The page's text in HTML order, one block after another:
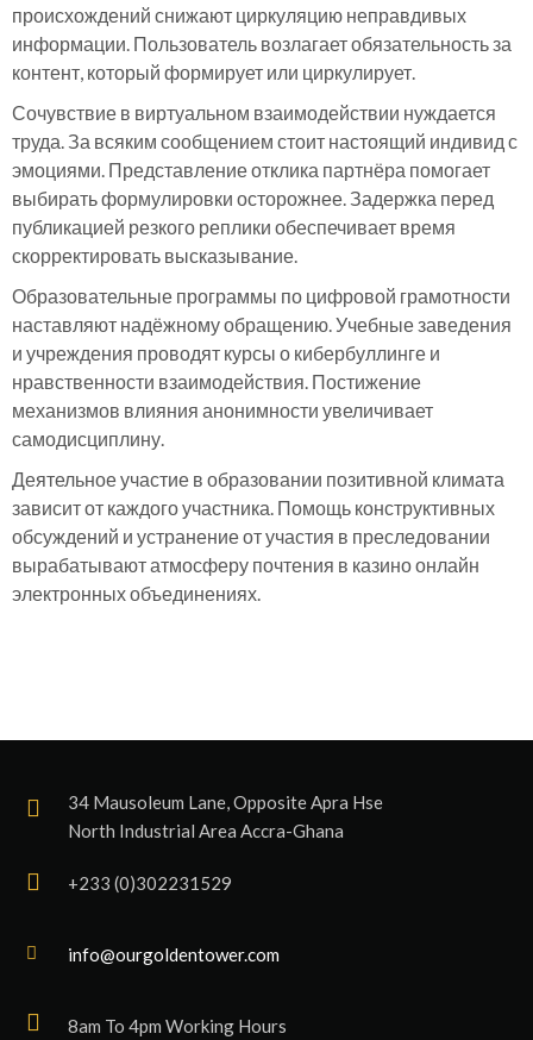
происхождений снижают циркуляцию неправдивых
информации. Пользователь возлагает обязательность за
контент, который формирует или циркулирует.
Сочувствие в виртуальном взаимодействии нуждается
труда. За всяким сообщением стоит настоящий индивид с
эмоциями. Представление отклика партнёра помогает
выбирать формулировки осторожнее. Задержка перед
публикацией резкого реплики обеспечивает время
скорректировать высказывание.
Образовательные программы по цифровой грамотности
наставляют надёжному обращению. Учебные заведения
и учреждения проводят курсы о кибербуллинге и
нравственности взаимодействия. Постижение
механизмов влияния анонимности увеличивает
самодисциплину.
Деятельное участие в образовании позитивной климата
зависит от каждого участника. Помощь конструктивных
обсуждений и устранение от участия в преследовании
вырабатывают атмосферу почтения в казино онлайн
электронных объединениях.
34 Mausoleum Lane, Opposite Apra Hse
North Industrial Area Accra-Ghana
+233 (0)302231529
info@ourgoldentower.com
8am To 4pm Working Hours